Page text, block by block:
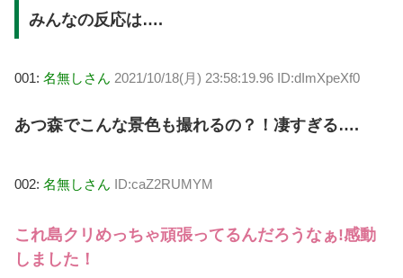
みんなの反応は….
001: 名無しさん 2021/10/18(月) 23:58:19.96 ID:dImXpeXf0
あつ森でこんな景色も撮れるの？！凄すぎる….
002: 名無しさん ID:caZ2RUMYM
これ島クリめっちゃ頑張ってるんだろうなぁ!感動
しました！